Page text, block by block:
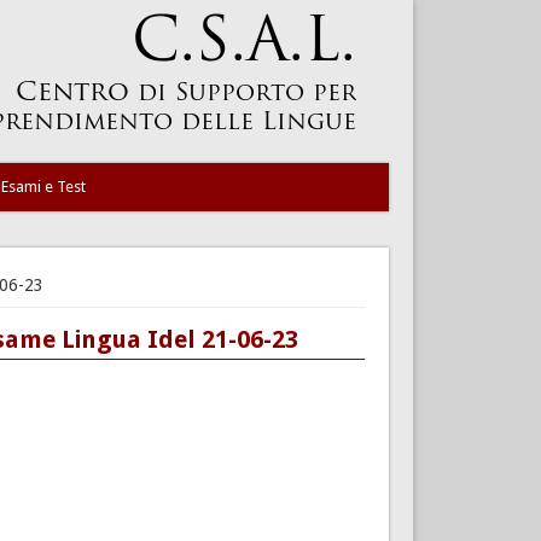
Esami e Test
23
Lingua Idel 21-06-23